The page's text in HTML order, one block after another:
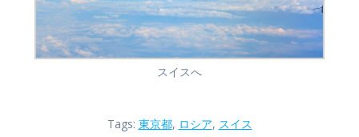
スイスへ
Tags: 東京都, ロシア, スイス